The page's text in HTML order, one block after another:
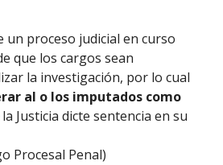
un proceso judicial en curso
que los cargos sean
la investigación, por lo cual
al o los imputados como
Justicia dicte sentencia en su
Procesal Penal)